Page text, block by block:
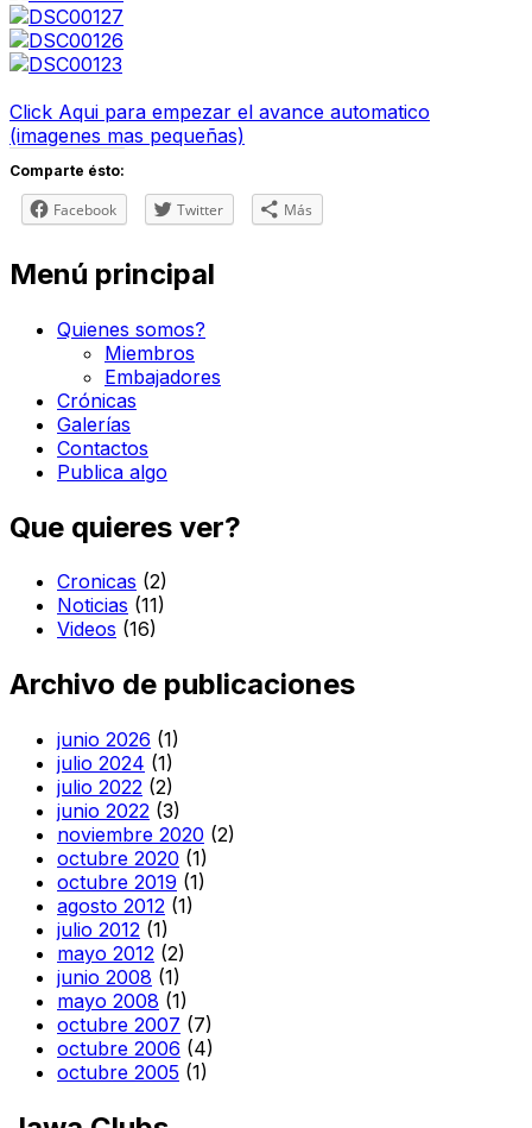
Click Aqui para empezar el avance automatico
(imagenes mas pequeñas)
Comparte ésto:
Facebook Twitter Más
Menú principal
Quienes somos?
Miembros
Embajadores
Crónicas
Galerías
Contactos
Publica algo
Que quieres ver?
Cronicas (2)
Noticias (11)
Videos (16)
Archivo de publicaciones
junio 2026 (1)
julio 2024 (1)
julio 2022 (2)
junio 2022 (3)
noviembre 2020 (2)
octubre 2020 (1)
octubre 2019 (1)
agosto 2012 (1)
julio 2012 (1)
mayo 2012 (2)
junio 2008 (1)
mayo 2008 (1)
octubre 2007 (7)
octubre 2006 (4)
octubre 2005 (1)